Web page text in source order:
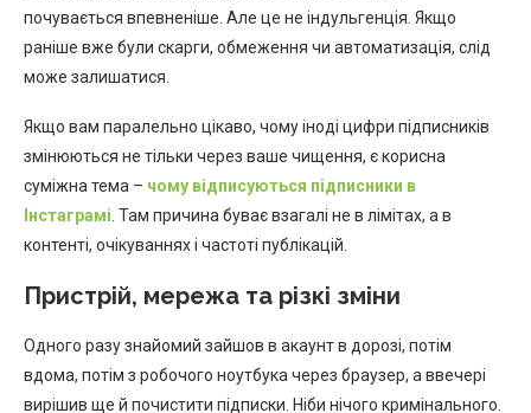
почувається впевненіше. Але це не індульгенція. Якщо
раніше вже були скарги, обмеження чи автоматизація, слід
може залишатися.
Якщо вам паралельно цікаво, чому іноді цифри підписників
змінюються не тільки через ваше чищення, є корисна
суміжна тема – чому відписуються підписники в
Інстаграмі . Там причина буває взагалі не в лімітах, а в
контенті, очікуваннях і частоті публікацій.
Пристрій, мережа та різкі зміни
Одного разу знайомий зайшов в акаунт в дорозі, потім
вдома, потім з робочого ноутбука через браузер, а ввечері
вирішив ще й почистити підписки. Ніби нічого кримінального.